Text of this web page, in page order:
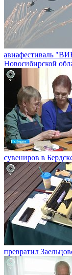
авиафестиваль
Новосибирской
сувениров в
превратил